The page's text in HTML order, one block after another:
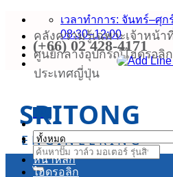
ข้าม
เนื้อหา
เวลาทำการ: จันทร์–ศุก
08:30–12:00
ศูนย์กลางอุปกรณ์ไฮดรอลิ
ประเทศญี่ปุ่น
คลังความรู้เฉพาะเจ้าหน้า
(+66) 02 428-4171
ENGINEERING
SRITONG
ค้นหา:
หน้าหลัก
ไฮดรอลิก